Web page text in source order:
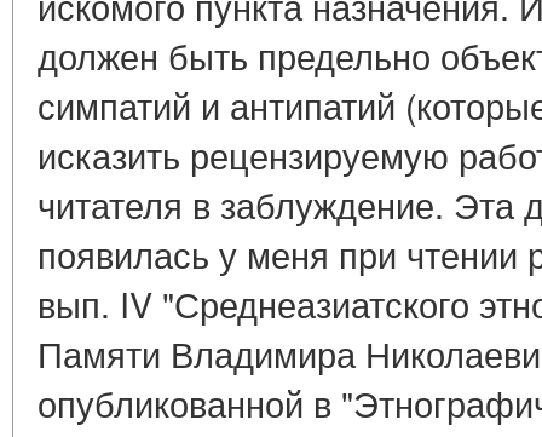
должен быть предельно
симпатий и антипатий
исказить рецензируемую
читателя в заблуждение. Эта
появилась у меня при
вып. IV "Среднеазиатского
Памяти Владимира
опубликованной в